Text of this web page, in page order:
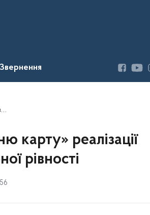
Звернення
карту» реалізації
рівності